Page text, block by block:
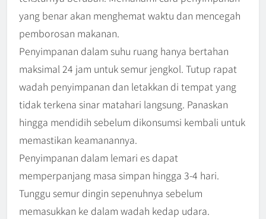
yang benar akan menghemat waktu dan mencegah
pemborosan makanan.
Penyimpanan dalam suhu ruang hanya bertahan
maksimal 24 jam untuk semur jengkol. Tutup rapat
wadah penyimpanan dan letakkan di tempat yang
tidak terkena sinar matahari langsung. Panaskan
hingga mendidih sebelum dikonsumsi kembali untuk
memastikan keamanannya.
Penyimpanan dalam lemari es dapat
memperpanjang masa simpan hingga 3-4 hari.
Tunggu semur dingin sepenuhnya sebelum
memasukkan ke dalam wadah kedap udara.